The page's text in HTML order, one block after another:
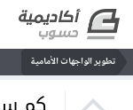
تطوير الواجهات الأمامية